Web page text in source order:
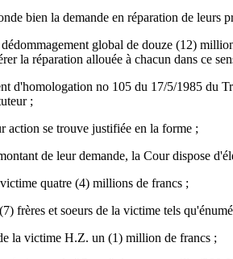
bien la demande en réparation de leurs
global de douze (12)
la réparation allouée à chacun dans ce
d'homologation no 105 du 17/5/1985 du
;
action se trouve justifiée en la forme ;
de leur demande, la Cour dispose
quatre (4) millions de francs ;
frères et soeurs de la victime tels
la victime H.Z. un (1) million de francs ;